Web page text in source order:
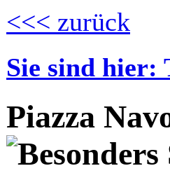
<<< zurück
Sie sind hier:
Piazza